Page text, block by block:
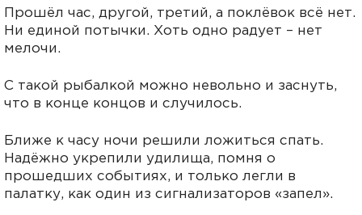
Прошёл час, другой, третий, а поклёвок всё нет.
Ни единой потычки. Хоть одно радует – нет
мелочи.
С такой рыбалкой можно невольно и заснуть,
что в конце концов и случилось.
Ближе к часу ночи решили ложиться спать.
Надёжно укрепили удилища, помня о
прошедших событиях, и только легли в
палатку, как один из сигнализаторов «запел».